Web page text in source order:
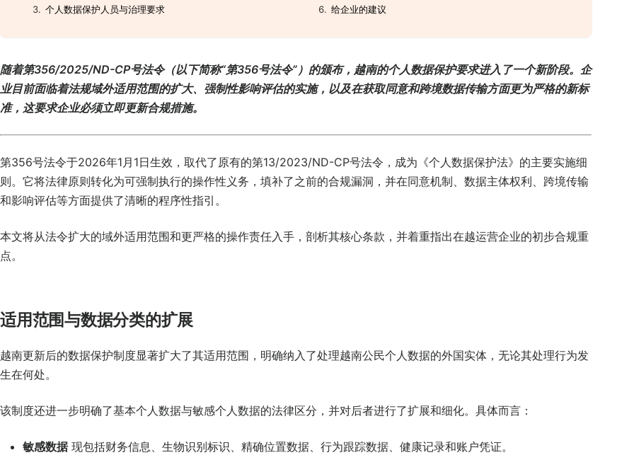
个人数据保护人员与治理要求
给企业的建议
随着第356/2025/ND-CP号法令（以下简称“第356号法令”）的颁布，越南的个人数据保护要求进入了一个新阶段。企
业目前面临着法规域外适用范围的扩大、强制性影响评估的实施，以及在获取同意和跨境数据传输方面更为严格的新标
准， 这要求企业必须立即更新合规措施。
第356号法令于2026年1月1日生效，取代了原有的第13/2023/ND-CP号法令，成为《个人数据保护法》的主要实施细
则。它将法律原则转化为可强制执行的操作性义务，填补了之前的合规漏洞，并在同意机制、数据主体权利、跨境传输
和影响评估等方面提供了清晰的程序性指引。
本文将从法令扩大的域外适用范围和更严格的操作责任入手，剖析其核心条款，并着重指出在越运营企业的初步合规重
点。
适用范围与数据分类的扩展
越南更新后的数据保护制度显著扩大了其适用范围，明确纳入了处理越南公民个人数据的外国实体，无论其处理行为发
生在何处。
该制度还进一步明确了基本个人数据与敏感个人数据的法律区分，并对后者进行了扩展和细化。具体而言：
敏感数据现包括财务信息、生物识别标识、精确位置数据、行为跟踪数据、健康记录和账户凭证。